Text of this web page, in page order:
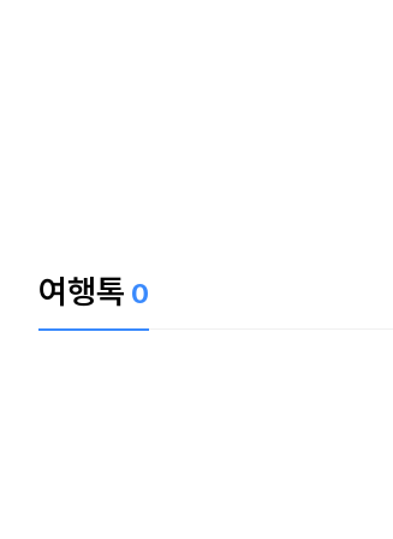
여행톡 0